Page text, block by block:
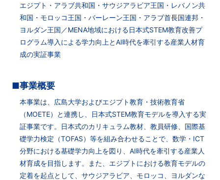
エジプト・アラブ共和国・サウジアラビア王国・レバノン共
和国・モロッコ王国・バーレーン王国・アラブ首長国連邦・
ヨルダン王国／MENA地域における日本式STEM教育改善プ
ログラム導入による学力向上とAI時代を牽引する産業人材育
成の実証事業
■事業概要
本事業は、広島大学およびエジプト教育・技術教育省
（MOETE）と連携し、日本式STEM教育モデルを導入する実
証事業です。日本式のカリキュラム教材、教員研修、国際基
礎学力検定（TOFAS）等を組み合わせることで、数学・ICT
分野における基礎学力向上を図り、AI時代を牽引する産業人
材育成を目指します。また、エジプトにおける教育モデルの
定着を起点として、サウジアラビア、モロッコ、ヨルダンな